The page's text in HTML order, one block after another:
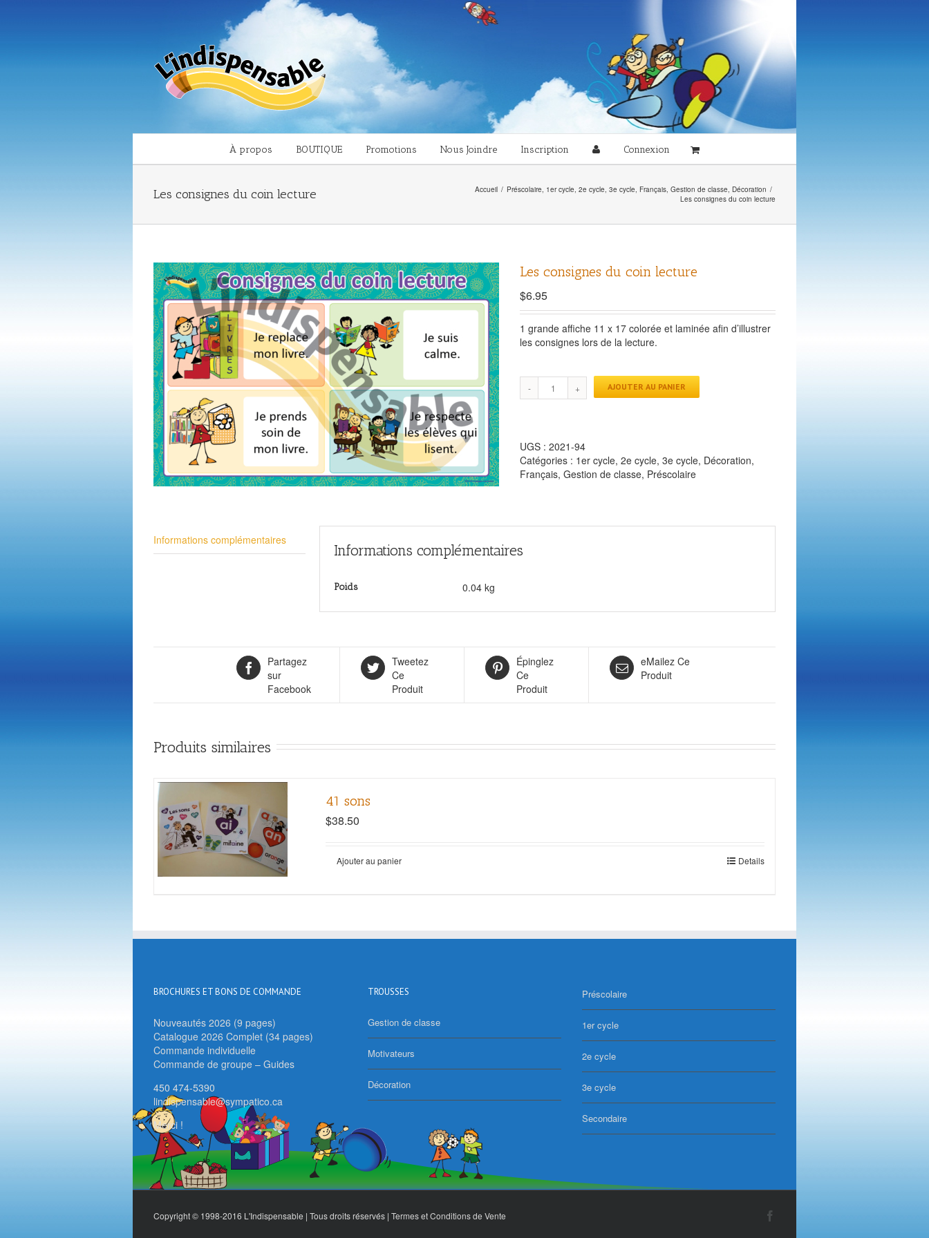
À propos BOUTIQUE Promotions Nous Joindre Inscription Connexion
Les consignes du coin lecture Accueil / Préscolaire, 1er cycle, 2e cycle, 3e cycle, Français, Gestion de classe, Décoration /
Les consignes du coin lecture
Les consignes du coin lecture
$6.95
1 grande affiche 11 x 17 colorée et laminée afin d’illustrer
les consignes lors de la lecture.
AJOUTER AU PANIER
UGS : 2021-94
Catégories : 1er cycle, 2e cycle, 3e cycle, Décoration,
Français, Gestion de classe, Préscolaire
Informations complémentaires
Informations complémentaires
Poids 0.04 kg
Partagez
sur
Facebook
Tweetez
Ce
Produit
Épinglez
Ce
Produit
eMailez Ce
Produit
Produits similaires
41 sons
$38.50
Ajouter au panier Details
BROCHURES ET BONS DE COMMANDE
Nouveautés 2026 (9 pages)
Catalogue 2026 Complet (34 pages)
Commande individuelle
Commande de groupe – Guides
450 474-5390
lindispensable@sympatico.ca
Merci !
TROUSSES
Gestion de classe
Motivateurs
Décoration
Préscolaire
1er cycle
2e cycle
3e cycle
Secondaire
Copyright © 1998-2016 L'Indispensable | Tous droits réservés | Termes et Conditions de Vente